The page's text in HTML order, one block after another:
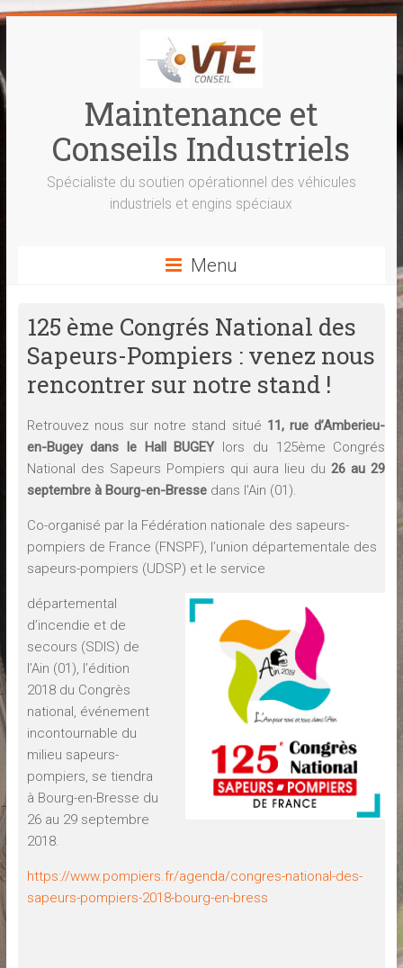
Skip
Maintenance et
Conseils Industriels
Spécialiste du soutien opérationnel des véhicules
industriels et engins spéciaux
Menu
125 ème Congrés National des
Sapeurs-Pompiers : venez nous
rencontrer sur notre stand !
Retrouvez nous sur notre stand situé 11, rue d’Amberieu-
en-Bugey dans le Hall BUGEYlors du 125ème Congrés
National des Sapeurs Pompiers qui aura lieu du26 au 29
septembre à Bourg-en-Bressedans l’Ain (01).
Co-organisé par la Fédération nationale des sapeurs-
pompiers de France (FNSPF), l’union départementale des
sapeurs-pompiers (UDSP) et le service
départemental
d’incendie et de
secours (SDIS) de
l’Ain (01), l’édition
2018 du Congrès
national, événement
incontournable du
milieu sapeurs-
pompiers, se tiendra
à Bourg-en-Bresse du
26 au 29 septembre
2018.
https://www.pompiers.fr/agenda/congres-national-des-
sapeurs-pompiers-2018-bourg-en-bress